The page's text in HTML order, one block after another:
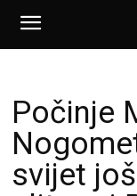
Počinje
svijet